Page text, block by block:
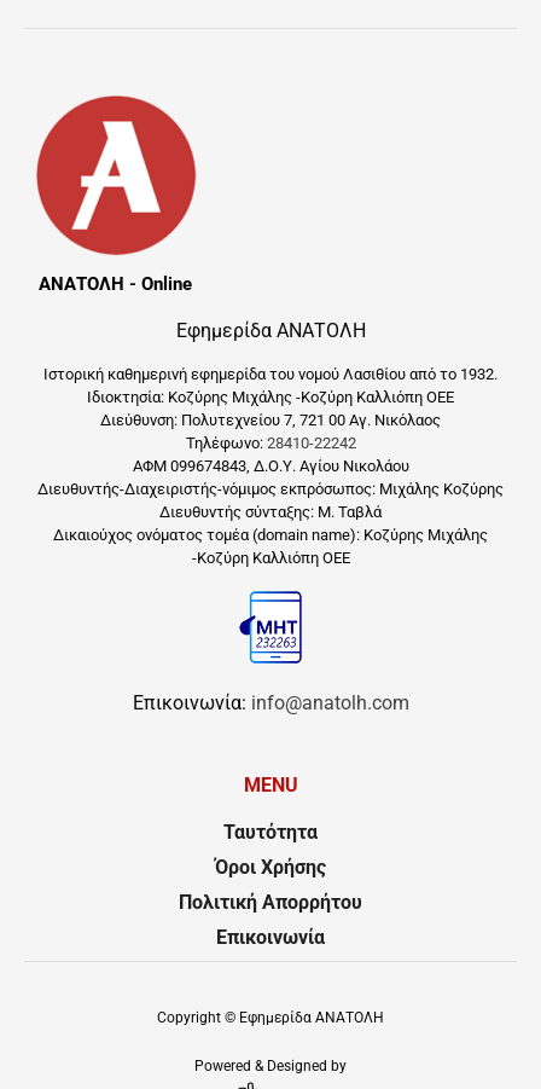
ΑΝΑΤΟΛΗ - Online
Εφημερίδα ΑΝΑΤΟΛΗ
Ιστορική καθημερινή εφημερίδα του νομού Λασιθίου από το 1932.
Ιδιοκτησία: Κοζύρης Μιχάλης -Κοζύρη Καλλιόπη ΟΕΕ
Διεύθυνση: Πολυτεχνείου 7, 721 00 Αγ. Νικόλαος
Τηλέφωνο: 28410-22242
ΑΦΜ 099674843, Δ.Ο.Υ. Αγίου Νικολάου
Διευθυντής-Διαχειριστής-νόμιμος εκπρόσωπος: Μιχάλης Κοζύρης
Διευθυντής σύνταξης: Μ. Ταβλά
Δικαιούχος ονόματος τομέα (domain name): Κοζύρης Μιχάλης
-Κοζύρη Καλλιόπη ΟΕΕ
Επικοινωνία: info@anatolh.com
MENU
Ταυτότητα
Όροι Χρήσης
Πολιτική Απορρήτου
Επικοινωνία
Copyright © Εφημερίδα ΑΝΑΤΟΛΗ
Powered & Designed by